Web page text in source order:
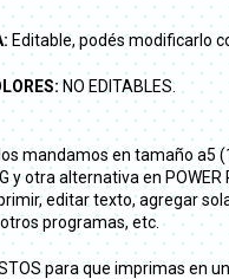
Editable, podés modificarlo
NO EDITABLES.
mandamos en tamaño a5
y otra alternativa en
editar texto, agregar
programas, etc.
para que imprimas en